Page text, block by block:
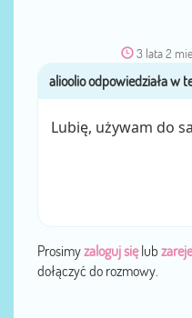
3 lata 2
przez
Lubię, używam do
Prosimyzaloguj sięlub
dołączyć do rozmowy.